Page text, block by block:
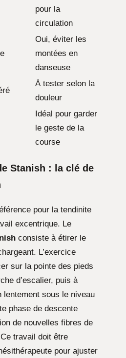
pour la
circulation
Oui, éviter les
montées en
danseuse
À tester selon la
douleur
Idéal pour garder
le geste de la
course
Stanish : la clé de
pour la tendinite
excentrique. Le
consiste à étirer le
L’exercice
sur la pointe des pieds
d’escalier, puis à
lentement sous le niveau
phase de descente
de nouvelles fibres de
travail doit être
pour ajuster